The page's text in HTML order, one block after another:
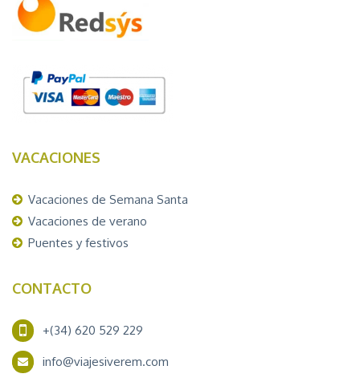
VACACIONES
Vacaciones de Semana Santa
Vacaciones de verano
Puentes y festivos
CONTACTO
+(34) 620 529 229
info@viajesiverem.com